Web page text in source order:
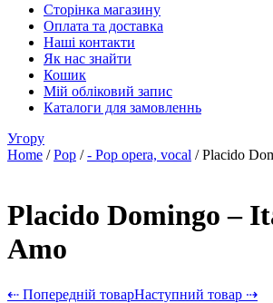
Сторінка магазину
Оплата та доставка
Наші контакти
Як нас знайти
Кошик
Мій обліковий запис
Каталоги для замовленнь
Угору
Home /Pop /- Pop opera, vocal / Placido
Placido Domingo –
Amo
⇠ Попередній товарНаступний товар ⇢